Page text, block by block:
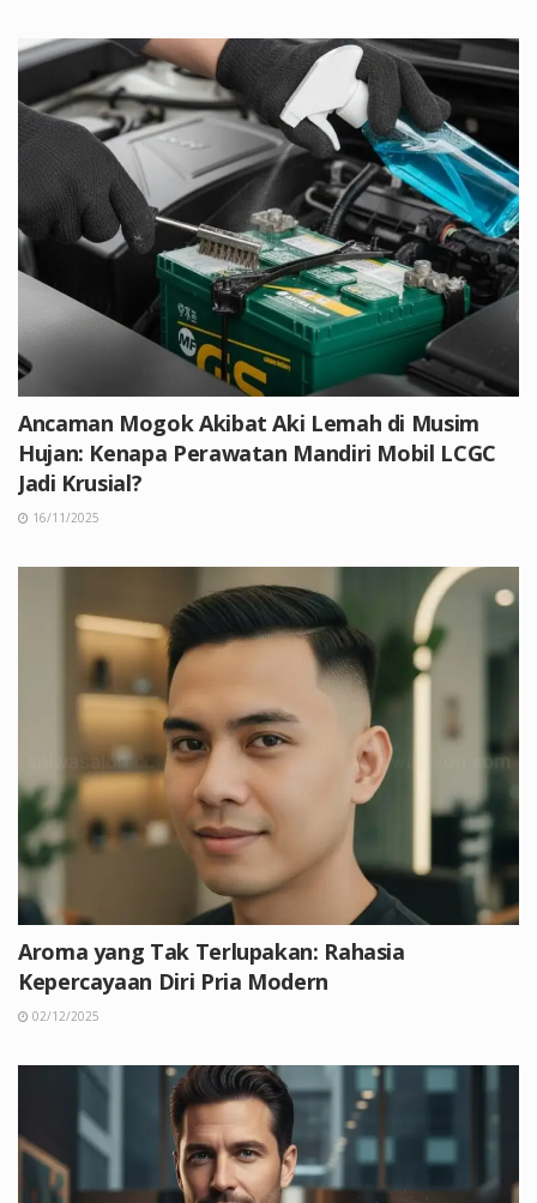
Ancaman Mogok Akibat Aki Lemah di Musim
Hujan: Kenapa Perawatan Mandiri Mobil LCGC
Jadi Krusial?
16/11/2025
Aroma yang Tak Terlupakan: Rahasia
Kepercayaan Diri Pria Modern
02/12/2025